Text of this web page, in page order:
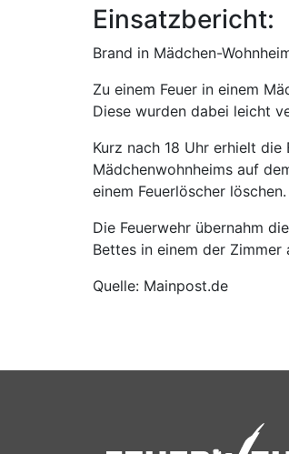
Einsatzbericht:
Brand in Mädchen-
Zu einem Feuer in einem
Diese wurden dabei leicht
Kurz nach 18 Uhr erhielt
Mädchenwohnheims auf
einem Feuerlöscher
Die Feuerwehr übernahm
Bettes in einem der Zimmer
Quelle: Mainpost.de